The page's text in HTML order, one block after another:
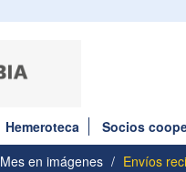
Hemeroteca
Socios
Mes en imágenes Envíos